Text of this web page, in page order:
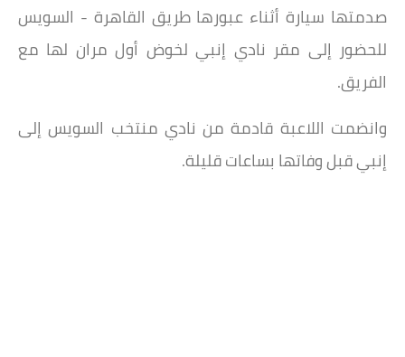
صدمتها سيارة أثناء عبورها طريق القاهرة - السويس
للحضور إلى مقر نادي إنبي لخوض أول مران لها مع
الفريق.
وانضمت اللاعبة قادمة من نادي منتخب السويس إلى
إنبي قبل وفاتها بساعات قليلة.